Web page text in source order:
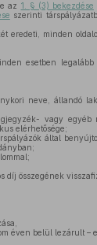
az 1. § (3) bekezdése
szerinti
eredeti, minden
esetben legalább
neve, állandó
vagy egyéb
elérhetősége;
által
díj összegének
éven belül lezárult –